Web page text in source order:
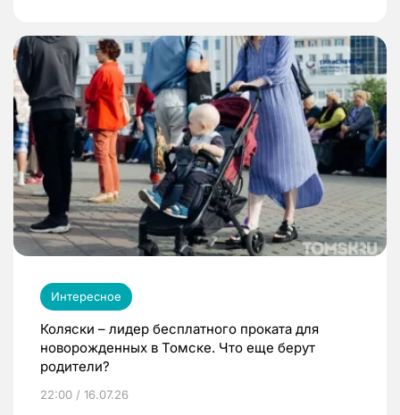
Интересное
Коляски – лидер бесплатного проката для
новорожденных в Томске. Что еще берут
родители?
22:00 / 16.07.26